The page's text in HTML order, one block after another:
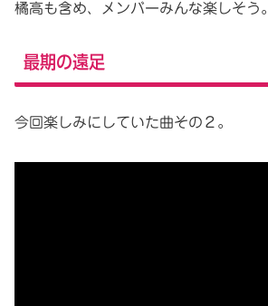
橘高も含め、メンバーみんな楽しそう。
最期の遠足
今回楽しみにしていた曲その２。